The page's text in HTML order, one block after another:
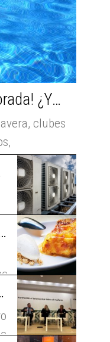
¡Comienza la temporada! ¿Ya has puesto a punto la piscina?
clubes
chalets
está más de moda que nunca
los consejos’